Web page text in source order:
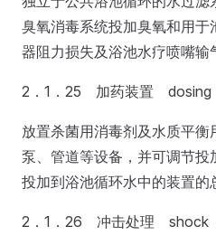
臭氧消毒系统投加臭氧和用
器阻力损失及浴池水疗喷嘴输
2．1．25 加药装置 dosing
放置杀菌用消毒剂及水质平
泵、管道等设备，并可调节
投加到浴池循环水中的装置的
2．1．26 冲击处理 shock